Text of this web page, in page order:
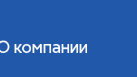
компании